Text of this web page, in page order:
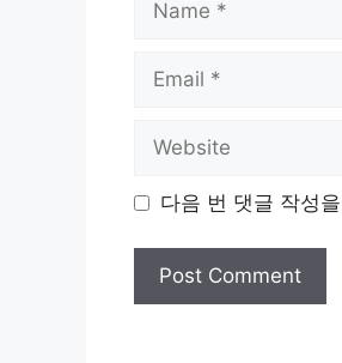
다음 번 댓글 작성